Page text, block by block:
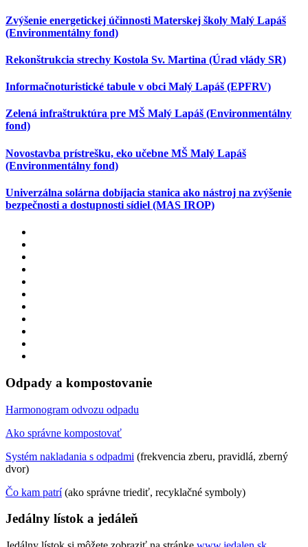
Zvýšenie energetickej účinnosti Materskej školy Malý Lapáš
(Environmentálny fond)
Rekonštrukcia strechy Kostola Sv. Martina (Úrad vlády SR)
Informačnoturistické tabule v obci Malý Lapáš (EPFRV)
Zelená infraštruktúra pre MŠ Malý Lapáš (Environmentálny
fond)
Novostavba prístrešku, eko učebne MŠ Malý Lapáš
(Environmentálny fond)
Univerzálna solárna dobíjacia stanica ako nástroj na zvýšenie
bezpečnosti a dostupnosti sídiel (MAS IROP)
Odpady a kompostovanie
Harmonogram odvozu odpadu
Ako správne kompostovať
Systém nakladania s odpadmi (frekvencia zberu, pravidlá, zberný
dvor)
Čo kam patrí(ako správne triediť, recyklačné symboly)
Jedálny lístok a jedáleň